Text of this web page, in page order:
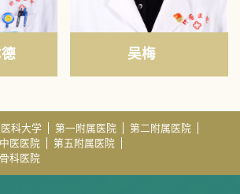
吴梅
科大学 第一附属医院
第二附属医院
医医院
第五附属医院
科医院